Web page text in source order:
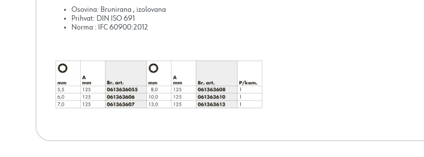
Osovina: Brunirana , izolovana
Prihvat: DIN ISO 691
Norma : IFC 60900:2012